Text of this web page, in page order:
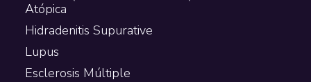
Atópica
Hidradenitis Supurative
Lupus
Esclerosis Múltiple